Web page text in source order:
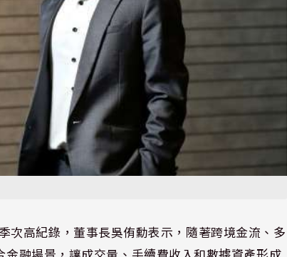
次高紀錄，董事長吳侑勳表示，隨著跨境金流、多